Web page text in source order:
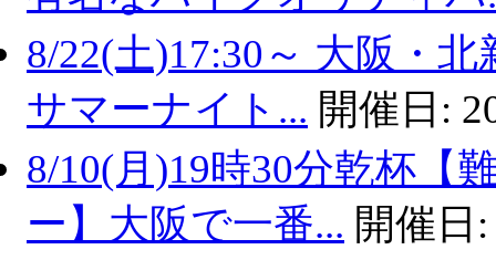
8/22(土)17:30～ 大阪・
サマーナイト... 開催日:
8/10(月)19時30分乾杯【
ー】大阪で一番... 開催日